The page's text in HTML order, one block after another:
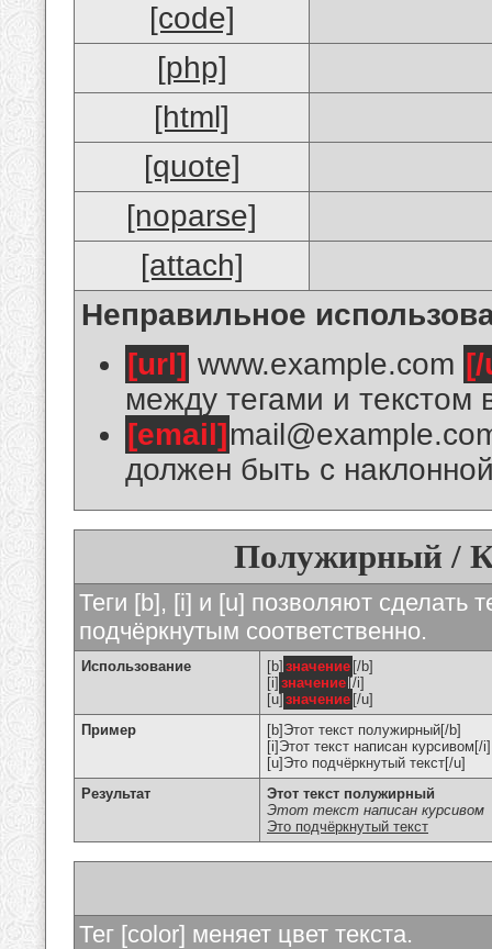
[code]
[php]
[html]
[quote]
[noparse]
[attach]
Неправильное
[url] www.example.com
между тегами и текстом
[email]
должен быть с
Полужирный /
Теги [b], [i] и [u] позволяют сделать
подчёркнутым соответственно.
Использование [b] значение [/b]
[i] значение [/i]
[u] значение [/u]
Пример
[b]Этот текст полужирный[/b]
[i]Этот текст написан курсивом[/i]
[u]Это подчёркнутый текст[/u]
Результат
Этот текст полужирный
Этот текст написан курсивом
Это подчёркнутый текст
Тег [color] меняет цвет текста.